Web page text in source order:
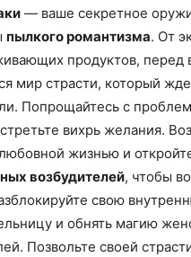
— ваше секретное
пылкого романтизма. От
продуктов, перед
мир страсти, который
Попрощайтесь с
вихрь желания.
жизнью и
возбудителей, чтобы
свою
и обнять магию
Позвольте своей